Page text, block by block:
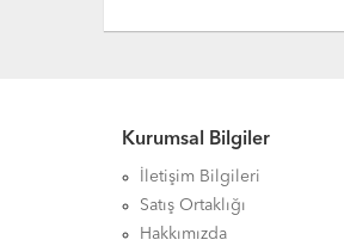
Kurumsal Bilgiler
İletişim Bilgileri
Satış Ortaklığı
Hakkımızda